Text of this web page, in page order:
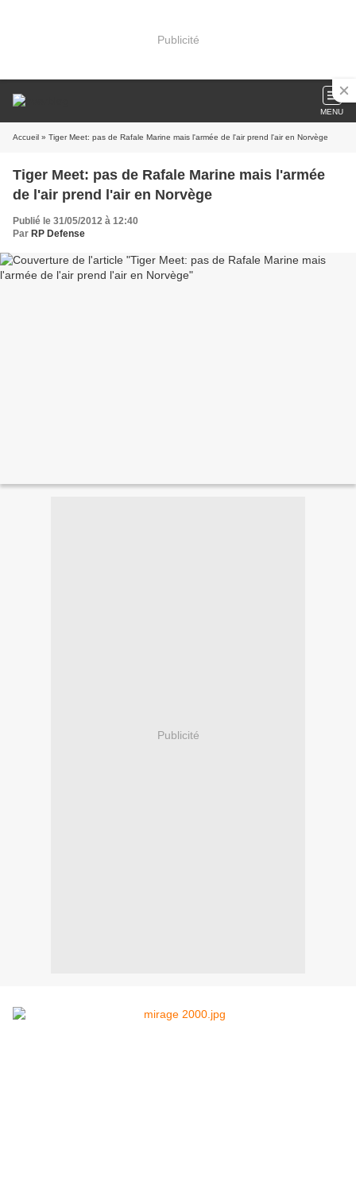
Publicité
MENU
Accueil » Tiger Meet: pas de Rafale Marine mais l'armée de l'air prend l'air en Norvège
Tiger Meet: pas de Rafale Marine mais l'armée
de l'air prend l'air en Norvège
Publié le 31/05/2012 à 12:40
Par RP Defense
Publicité